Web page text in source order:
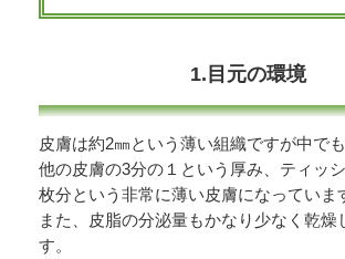
1.目元の環境
皮膚は約2㎜という薄い組織ですが中で
他の皮膚の3分の１という厚み、ティッ
枚分という非常に薄い皮膚になっていま
また、皮脂の分泌量もかなり少なく乾燥
す。